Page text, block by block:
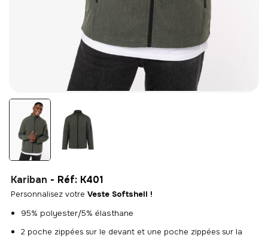
Kariban - Réf: K401
Personnalisez votre Veste Softshell !
95% polyester/5% élasthane
2 poche zippées sur le devant et une poche zippées sur la